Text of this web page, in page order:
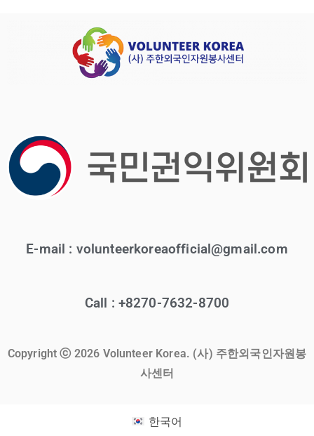
E-mail : volunteerkoreaofficial@gmail.com
Call : +8270-7632-8700
Copyright ⓒ 2026 Volunteer Korea. (사) 주한외국인자원봉
사센터
한국어